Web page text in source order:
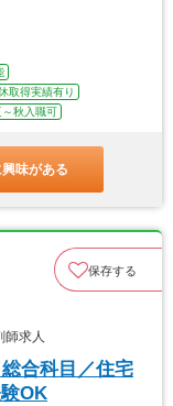
取得実績有り
～秋入職可
味がある
保存する
求人
合科目／住宅
OK